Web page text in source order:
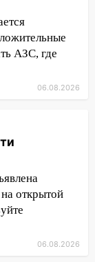
на
летнюю
и
в
АЗС, где
06.08.2026
на открытой
06.08.2026